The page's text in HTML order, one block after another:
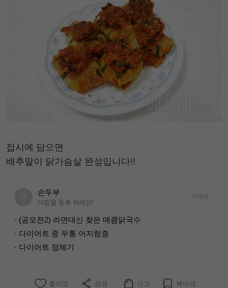
접시에 담으면
배추말이 닭가슴살 완성입니다!!
손두부
다짐을 등록 하세요!
더보기
· (공모전2) 라면대신 찾은 매콤닭국수
· 다이어트 중 두통 어지럼증
· 다이어트 정체기
좋아요 공유 신고 북마크